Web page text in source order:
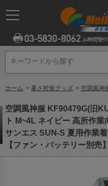
キーワードから探す
キーワードから探す
ホーム > 暑さ対策グッズ > 空調風神
空調風神服 KF90479G(旧
ト M~4L ネイビー 高所作
サンエス SUN-S 夏用作業
【ファン・バッテリー別売】